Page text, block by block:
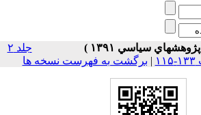
جلد ۲
| برگشت به فهرست نسخه ها